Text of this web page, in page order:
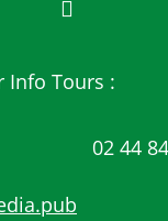
Info Tours :
02 44